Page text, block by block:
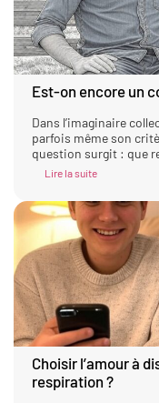
Est-on encore un
Dans l’imaginaire
parfois même son
question surgit : que
Lire la suite
Choisir l’amour à
respiration ?